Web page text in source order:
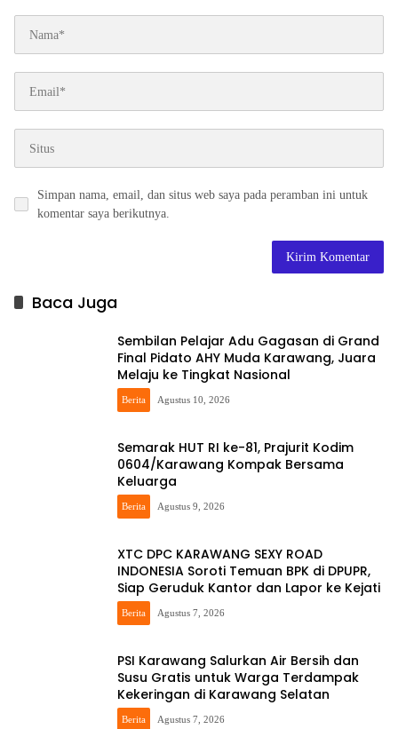
Simpan nama, email, dan situs web saya pada peramban ini untuk
komentar saya berikutnya.
Baca Juga
Sembilan Pelajar Adu Gagasan di Grand
Final Pidato AHY Muda Karawang, Juara
Melaju ke Tingkat Nasional
Berita Agustus 10, 2026
Semarak HUT RI ke-81, Prajurit Kodim
0604/Karawang Kompak Bersama
Keluarga
Berita Agustus 9, 2026
XTC DPC KARAWANG SEXY ROAD
INDONESIA Soroti Temuan BPK di DPUPR,
Siap Geruduk Kantor dan Lapor ke Kejati
Berita Agustus 7, 2026
PSI Karawang Salurkan Air Bersih dan
Susu Gratis untuk Warga Terdampak
Kekeringan di Karawang Selatan
Berita Agustus 7, 2026